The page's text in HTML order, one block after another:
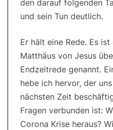
den darauf folgenden
und sein Tun deutlich.
Er hält eine Rede. Es
Matthäus von Jesus
Endzeitrede genannt.
hebe ich hervor, der
nächsten Zeit
Fragen verbunden ist:
Corona Krise heraus?